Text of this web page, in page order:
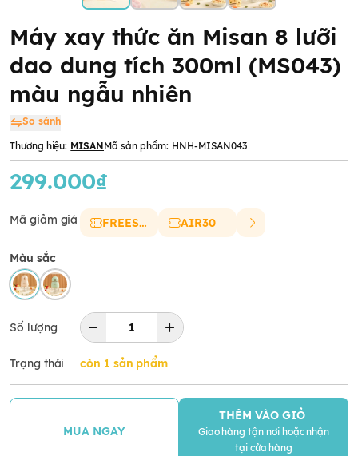
Máy xay thức ăn Misan 8 lưỡi
dao dung tích 300ml (MS043)
màu ngẫu nhiên
So sánh
Thương hiệu: MISANMã sản phẩm: HNH-MISAN043
299.000₫
Mã giảm giá FREESHIP AIR30
Màu sắc
Số lượng
Trạng thái còn 1 sản phẩm
MUA NGAY
THÊM VÀO GIỎ
Giao hàng tận nơi hoặc nhận
tại cửa hàng